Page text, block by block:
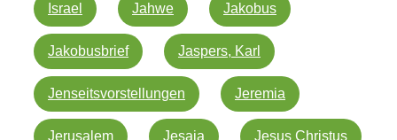
Israel Jahwe Jakobus
Jakobusbrief Jaspers, Karl
Jenseitsvorstellungen Jeremia
Jerusalem Jesaja Jesus Christus